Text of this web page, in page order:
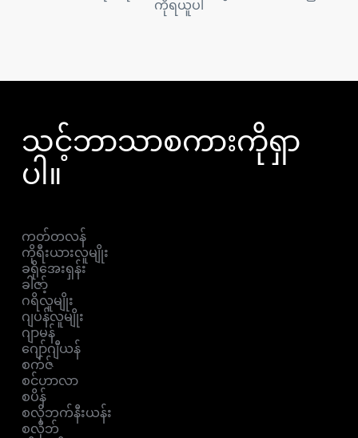
ကိုရယူပါ
သင့်ဘာသာစကားကိုရှာ
ပါ။
ကတ်တလန်
ကိုရီးယားလူမျိုး
ခရိုအေးရှန်း
ခါဇာ့်
ဂရိလူမျိုး
ဂျပန်လူမျိုး
ဂျာမန်
ဂျော်ဂျီယန်
စက်ဇ်
စင်ဟာလာ
စပိန်
စလိုဘက်နီးယန်း
စလိုဘ်